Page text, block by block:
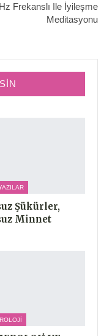
Frekanslı Ile İyileşme
Meditasyonu
Şükürler,
Minnet